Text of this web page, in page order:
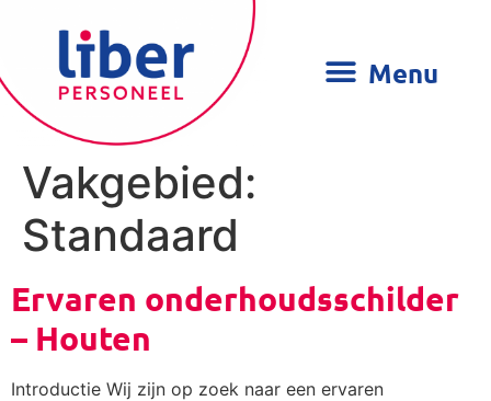
Vakgebied:
Standaard
Ervaren onderhoudsschilder
– Houten
Introductie Wij zijn op zoek naar een ervaren